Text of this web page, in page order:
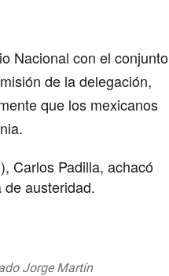
Nacional con elconjunto
de la delegación,
que los mexicanos
Carlos Padilla, achacó
austeridad.
Jorge Martín